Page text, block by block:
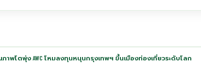
พโตพุ่ง AWC โหมลงทุนหนุนกรุงเทพฯ ขึ้นเมืองท่องเที่ยวระดับโลก